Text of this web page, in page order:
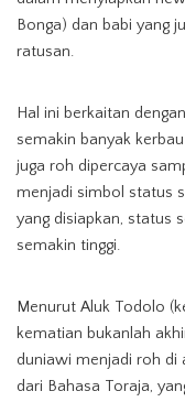
Bonga) dan babi yang
ratusan.
Hal ini berkaitan
semakin banyak
juga roh dipercaya
menjadi simbol status
yang disiapkan, status
semakin tinggi.
Menurut Aluk Todolo
kematian bukanlah
duniawi menjadi roh di
dari Bahasa Toraja,